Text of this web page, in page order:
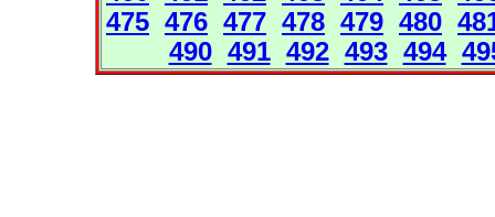
475 476 477 478 479 480
490 491 492 493 494